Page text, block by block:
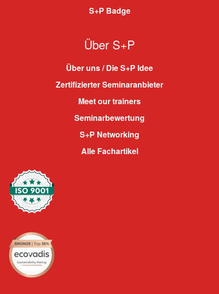
S+P Badge
Über S+P
Über uns / Die S+P Idee
Zertifizierter Seminaranbieter
Meet our trainers
Seminarbewertung
S+P Networking
Alle Fachartikel